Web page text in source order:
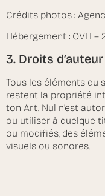
Crédits photos :
Hébergement : OVH –
3. Droits
Tous les éléments
restent la propriété
ton Art. Nul n’est
ou utiliser à quelque
ou modifiés, des
visuels ou sonores.